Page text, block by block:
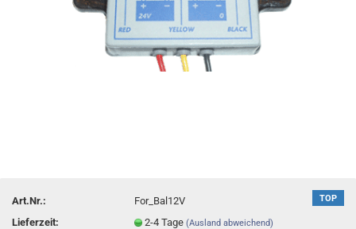
TOP
Art.Nr.:
For_Bal12V
Lieferzeit:
2-4 Tage(Ausland abweichend)